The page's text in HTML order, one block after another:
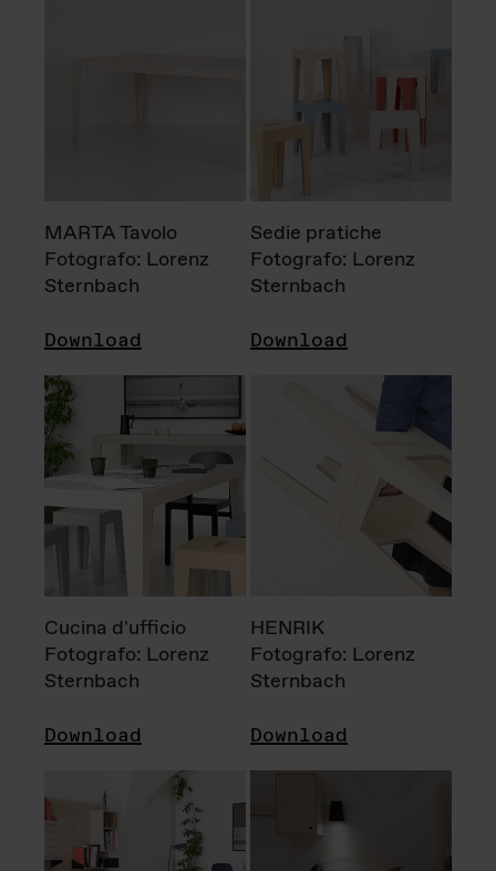
MARTA Tavolo
Fotografo: Lorenz
Sternbach
Download
Sedie pratiche
Fotografo: Lorenz
Sternbach
Download
Cucina d'ufficio
Fotografo: Lorenz
Sternbach
Download
HENRIK
Fotografo: Lorenz
Sternbach
Download